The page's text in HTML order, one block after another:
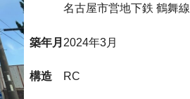
名古屋市営地下鉄 鶴舞線
築年月 2024年3月
構造 RC